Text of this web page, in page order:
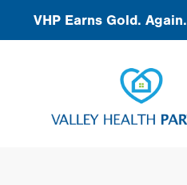
VHP Earns Gold. Again.